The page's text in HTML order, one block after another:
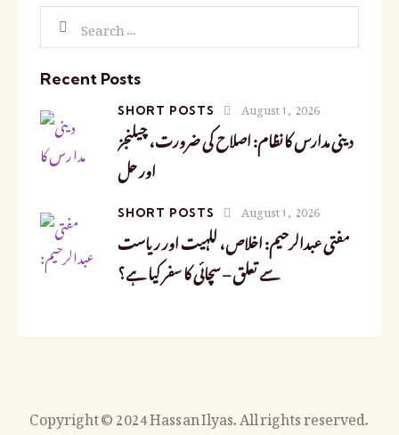
Recent Posts
SHORT POSTS August 1, 2026
دینی مدارس کا نظام: اصلاح کی ضرورت، چیلنجز
اور حل
SHORT POSTS August 1, 2026
مفتی عبدالرحیم: اخلاص، للہیت اور ریاست
سے تعلق – سچائی کا سفر کیا ہے؟
Copyright © 2024 Hassan Ilyas. All rights reserved.